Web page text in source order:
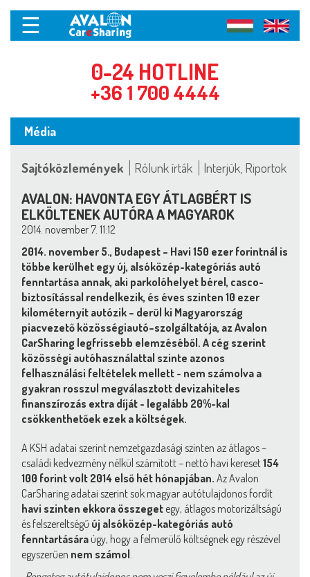
☰
0-24 HOTLINE
+36 1 700 4444
Média
Sajtóközlemények Rólunk írták Interjúk, Riportok
AVALON: HAVONTA EGY ÁTLAGBÉRT IS
ELKÖLTENEK AUTÓRA A MAGYAROK
2014. november 7. 11:12
2014. november 5., Budapest – Havi 150 ezer forintnál is
többe kerülhet egy új, alsóközép-kategóriás autó
fenntartása annak, aki parkolóhelyet bérel, casco-
biztosítással rendelkezik, és éves szinten 10 ezer
kilométernyit autózik – derül ki Magyarország
piacvezető közösségiautó–szolgáltatója, az Avalon
CarSharing legfrissebb elemzéséből. A cég szerint
közösségi autóhasználattal szinte azonos
felhasználási feltételek mellett - nem számolva a
gyakran rosszul megválasztott devizahiteles
finanszírozás extra díját - legalább 20%-kal
csökkenthetőek ezek a költségek.
A KSH adatai szerint nemzetgazdasági szinten az átlagos –
családi kedvezmény nélkül számított – nettó havi kereset154
100 forint volt 2014 első hét hónapjában. Az Avalon
CarSharing adatai szerint sok magyar autótulajdonos fordít
havi szinten ekkora összeget egy, átlagos motorizáltságú
és felszereltségű új alsóközép-kategóriás autó
fenntartására úgy, hogy a felmerülő költségnek egy részével
egyszerűen nem számol.